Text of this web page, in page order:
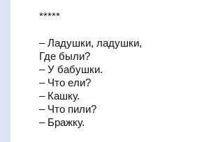
*****
– Ладушки, ладушки,
Где были?
– У бабушки.
– Что ели?
– Кашку.
– Что пили?
– Бражку.